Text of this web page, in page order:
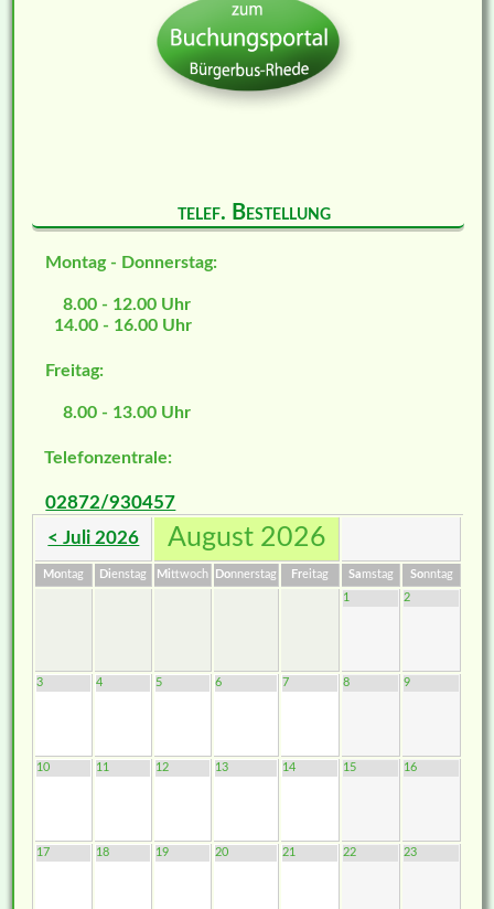
telef. Bestellung
Montag - Donnerstag:
8.00 - 12.00 Uhr
14.00 - 16.00 Uhr
Freitag:
8.00 - 13.00 Uhr
Telefonzentrale:
02872/930457
< Juli 2026 August 2026
Montag Dienstag Mittwoch Donnerstag Freitag Samstag Sonntag
1
2
3 4 5 6 7 8 9
10 11 12 13 14 15 16
17 18 19 20 21 22 23